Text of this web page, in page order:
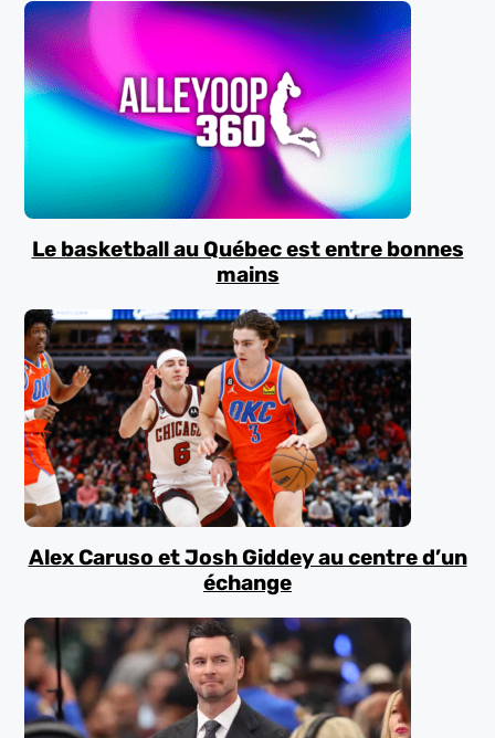
Le basketball au Québec est entre bonnes
mains
Alex Caruso et Josh Giddey au centre d’un
échange